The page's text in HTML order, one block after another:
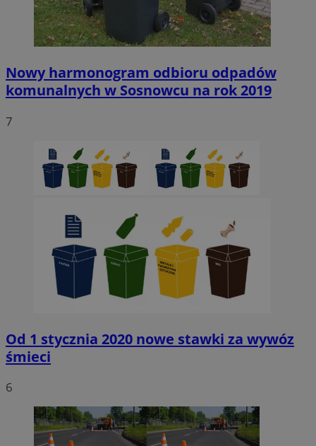
Nowy harmonogram odbioru odpadów
komunalnych w Sosnowcu na rok 2019
7
Od 1 stycznia 2020 nowe stawki za wywóz
śmieci
6
Funkcjonalność
Niesklasyfikowane
Niezbędne pliki cookie umożliwiają korzystanie z podstawowych
strony internetowej, takich jak logowanie użytkownika i zarządzanie
ze strony internetowej.
Nazwa
Provider/
Domena
SessID
sosnowiecki.pl
euds .rfihub.com